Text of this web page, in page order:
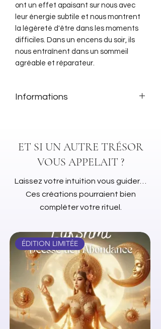
ont un effet apaisant sur nous avec
leur énergie subtile et nous montrent
la légèreté d'être dans les moments
difficiles. Dans un encens du soir, ils
nous entraînent dans un sommeil
agréable et réparateur.
Informations
ET SI UN AUTRE TRÉSOR
VOUS APPELAIT ?
Laissez votre intuition vous guider…
Ces créations pourraient bien
compléter votre rituel.
ÉDITION LIMITÉE